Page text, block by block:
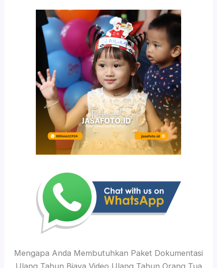
Mengapa Anda Membutuhkan Paket Dokumentasi